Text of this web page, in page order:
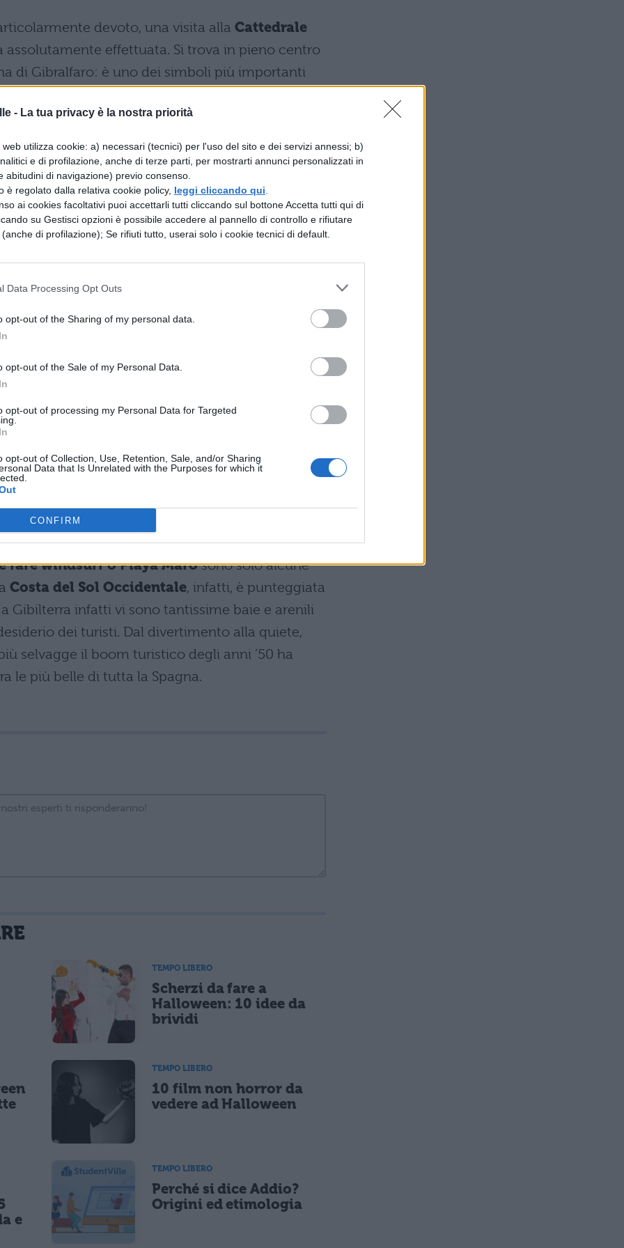
- La tua privacy è la nostra priorità
utilizza cookie: a) necessari (tecnici) per l'uso del sito e dei servizi annessi; b)
e di profilazione, anche di terze parti, per mostrarti annunci personalizzati in
abitudini di navigazione) previo consenso.
è regolato dalla relativa cookie policy, leggi cliccando qui
ai cookies facoltativi puoi accettarli tutti cliccando sul bottone Accetta tutti qui di
su Gestisci opzioni è possibile accedere al pannello di controllo e rifiutare
di profilazione); Se rifiuti tutto, userai solo i cookie tecnici di default.
Data Processing Opt Outs
opt-out of the Sharing of my personal data.
opt-out of the Sale of my Personal Data.
opt-out of processing my Personal Data for Targeted
opt-out of Collection, Use, Retention, Sale, and/or Sharing
Data that Is Unrelated with the Purposes for which it
CONFIRM
devoto, una visita alla Cattedrale
assolutamente effettuata. Si trova in pieno centro
di Gibralfaro: è uno dei simboli più importanti
1855, ha ottenuto il titolo di Basilica Minore.
itinerario religioso, è sicuramente la
dell’Immacolata Concezione di Maria
è un esempio architettonico straordinario
e rinascimentali si fondono perfettamente.
conoscere l’Andalusia in modo particolarmente
Tra le varie aree verdi che questa regioni mette a
ilParqua Natural de las Sierras de Cazorla. Si
della Spagna, un’area protetta che si estende per
tutte valli boscose della zona, le
parte orientale di Jaén, il parco è
dell’Andalusia, il
alla catena montuosa della
Sierra Nevada
Gole, burroni, laghi, piccoli e medi torrenti si
cangiante perfetto per escursioni di trekking o
non significa solo scoprire chiese, moschee,
Qui le
durante l’estate sappiate che ci sono molte aree
farsi un tuffo rigenerante.Playa de la Bota, Playa
fare windsurf o Playa Marosono solo alcune
Costa del Sol Occidentale, infatti, è punteggiata
Gibilterra infatti vi sono tantissime baie e arenili
dei turisti. Dal divertimento alla quiete,
selvagge il boom turistico degli anni ’50 ha
le più belle di tutta la Spagna.
cookie salvi i tuoi dati (nome, email) per il prossimo commento.
di marketing diretto con modalità automatizzate o tradizionali
TEMPO LIBERO
Scherzi da fare a
Halloween: 10 idee da
brividi
TEMPO LIBERO
10 film non horror da
vedere ad Halloween
e
TEMPO LIBERO
Perché si dice Addio?
Origini ed etimologia